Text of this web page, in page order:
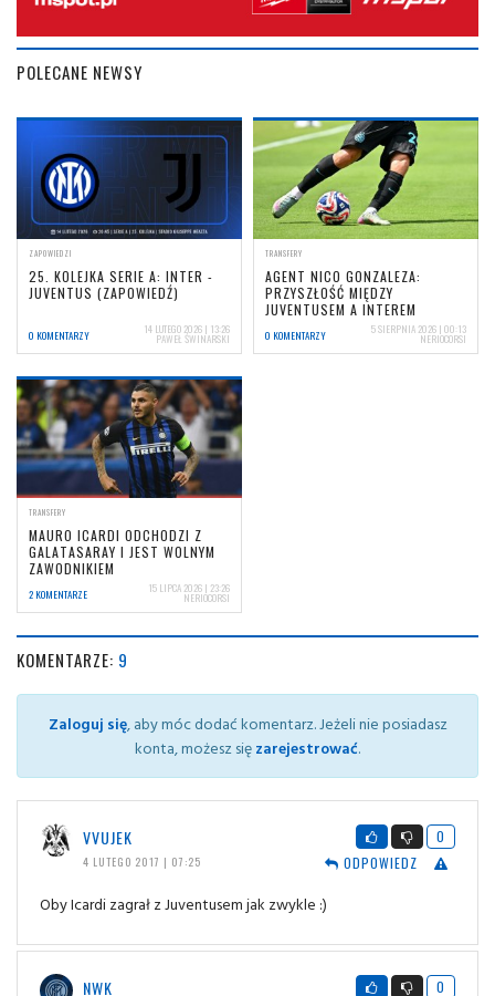
POLECANE NEWSY
ZAPOWIEDZI
25. KOLEJKA SERIE A: INTER -
JUVENTUS (ZAPOWIEDŹ)
0 KOMENTARZY 14 LUTEGO 2026 | 13:26
PAWEŁ ŚWINARSKI
TRANSFERY
AGENT NICO GONZALEZA:
PRZYSZŁOŚĆ MIĘDZY
JUVENTUSEM A INTEREM
0 KOMENTARZY 5 SIERPNIA 2026 | 00:13
NERIOCORSI
TRANSFERY
MAURO ICARDI ODCHODZI Z
GALATASARAY I JEST WOLNYM
ZAWODNIKIEM
2 KOMENTARZE 15 LIPCA 2026 | 23:26
NERIOCORSI
KOMENTARZE: 9
Zaloguj się, aby móc dodać komentarz. Jeżeli nie posiadasz
konta, możesz sięzarejestrować.
VVUJEK
4 LUTEGO 2017 | 07:25
0
ODPOWIEDZ
Oby Icardi zagrał z Juventusem jak zwykle :)
NWK
0